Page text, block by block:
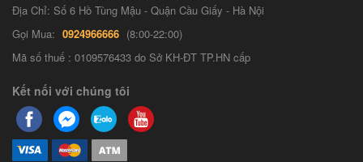
Địa Chỉ: Số 6 Hồ Tùng Mậu - Quận Cầu Giấy - Hà Nội
Gọi Mua: 0924966666 (8:00-22:00)
Mã số thuế : 0109576433 do Sở KH-ĐT TP.HN cấp
Kết nối với chúng tôi